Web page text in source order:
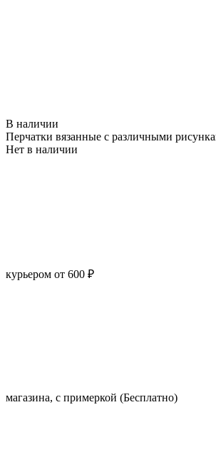
В наличии
Перчатки вязанные с различными
Нет в наличии
курьером от 600 ₽
магазина, с примеркой (Бесплатно)